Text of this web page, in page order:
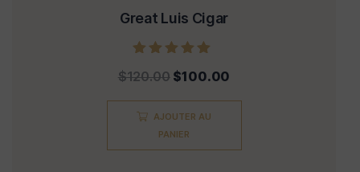
Great Luis Cigar
5.00
$120.00 $100.00
AJOUTER AU
PANIER